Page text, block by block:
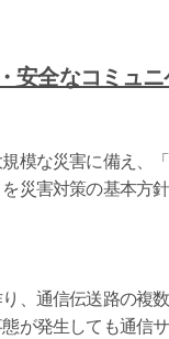
安全なコミュ
模な災害に備え、
災害対策の基本方
、通信伝送路の複
が発生しても通信